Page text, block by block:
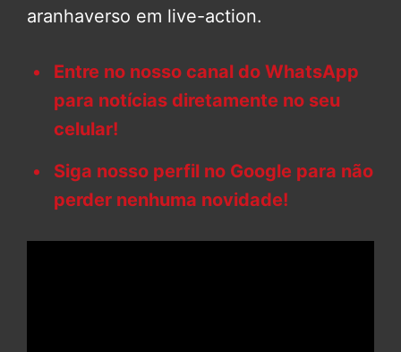
aranhaverso em live-action.
Entre no nosso canal do WhatsApp
para notícias diretamente no seu
celular!
Siga nosso perfil no Google para não
perder nenhuma novidade!